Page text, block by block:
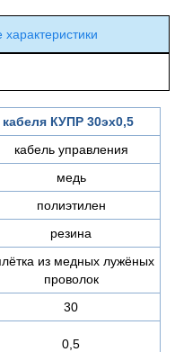
характеристики
кабеля КУПР 30эх0,5
кабель управления
медь
полиэтилен
резина
из медных лужёных
проволок
30
0,5